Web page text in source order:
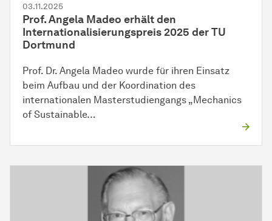
03.11.2025
Prof. Angela Madeo erhält den
Internationalisierungspreis 2025 der TU
Dortmund
Prof. Dr. Angela Madeo wurde für ihren Einsatz
beim Aufbau und der Koordination des
internationalen Masterstudiengangs „Mechanics
of Sustainable…